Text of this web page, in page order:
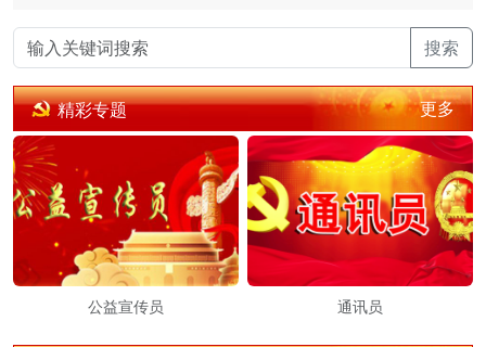
搜索
精彩专题 更多
公益宣传员 通讯员